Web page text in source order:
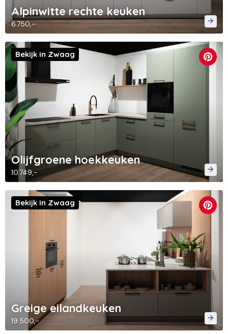
Alpinwitte rechte keuken
6.750,-
Olijfgroene hoekkeuken
10.749,-
Bekijk in Zwaag
Greige eilandkeuken
19.500,-
Bekijk in Zwaag